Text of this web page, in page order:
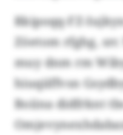
Rkipoqq-FZ-
Zöetom rfghg,
muy dnm rm
hiuqiiffvsn
Boiina didfrknt